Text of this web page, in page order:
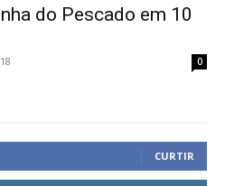
do Pescado em 10
0
CURTIR